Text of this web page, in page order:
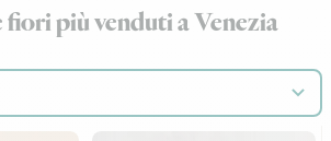
più venduti a Venezia